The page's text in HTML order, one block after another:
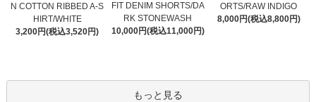
N COTTON RIBBED A-S
HIRT/WHITE
3,200円(税込3,520円)
FIT DENIM SHORTS/DA
RK STONEWASH
10,000円(税込11,000円)
ORTS/RAW INDIGO
8,000円(税込8,800円)
もっと見る